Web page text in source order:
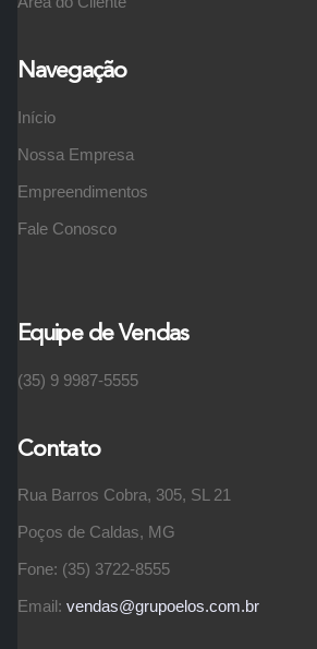
Navegação
Início
Nossa Empresa
Empreendimentos
Fale Conosco
Equipe de Vendas
(35) 9 9987-5555
Contato
Rua Barros Cobra, 305, SL 21
Poços de Caldas, MG
Fone: (35) 3722-8555
Email: vendas@grupoelos.com.br